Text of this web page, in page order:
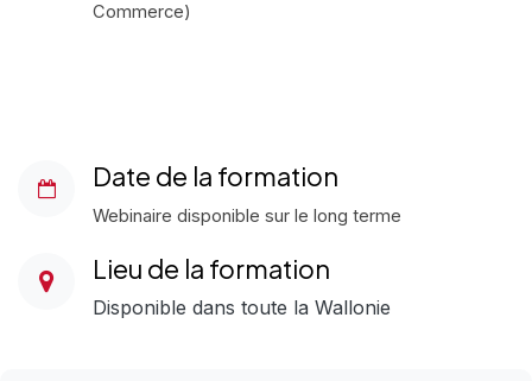
Commerce)
Date de la formation
Webinaire disponible sur le long terme
Lieu de la formation
Disponible dans toute la Wallonie